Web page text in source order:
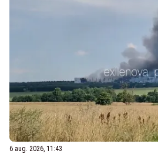
6 aug. 2026, 11:43